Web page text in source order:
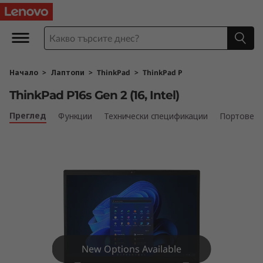
T
h
n
k
Начало > Лаптопи > ThinkPad > ThinkPad P
ThinkPad P16s Gen 2 (16, Intel)
Преглед Функции Технически спецификации Портове
New Options Available